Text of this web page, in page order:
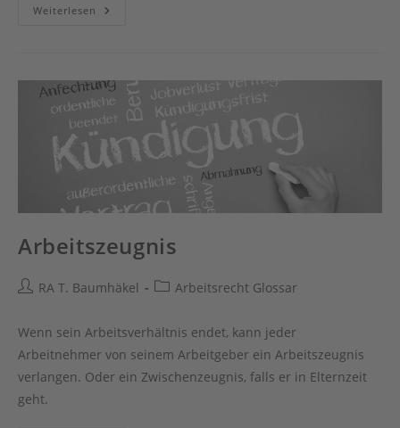
Weiterlesen Aufhebungsvertrag
Arbeitszeugnis
Beitrags-
RA T. Baumhäkel
Beitrags-
Arbeitsrecht Glossar
Wenn sein Arbeitsverhältnis endet, kann jeder
Arbeitnehmer von seinem Arbeitgeber ein Arbeitszeugnis
verlangen. Oder ein Zwischenzeugnis, falls er in Elternzeit
geht.